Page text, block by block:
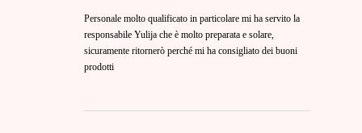
Personale molto qualificato in particolare mi ha servito la
responsabile Yulija che è molto preparata e solare,
sicuramente ritornerò perché mi ha consigliato dei buoni
prodotti